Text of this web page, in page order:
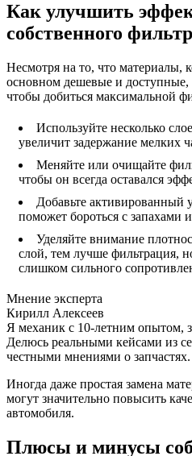
Как улучшить
собственного
Несмотря на то, что материалы,
основном дешевые и доступные,
чтобы добиться максимальной
Используйте несколько
увеличит задержание мелких
Меняйте или очищайте
чтобы он всегда оставался
Добавьте активированный
поможет бороться с запахами
Уделяйте внимание
слой, тем лучше фильтрация,
слишком сильного
Мнение эксперта
Кирилл Алексеев
Я механик с 10-летним опытом,
Делюсь реальными кейсами из
честными мнениями о запчастях.
Иногда даже простая замена
могут значительно повысить
автомобиля.
Плюсы и минусы